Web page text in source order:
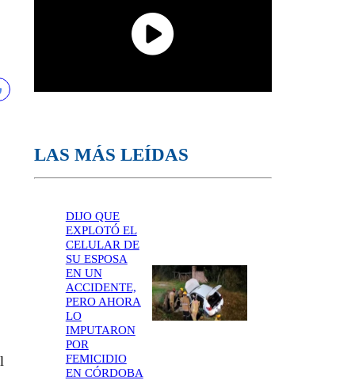
LAS MÁS LEÍDAS
DIJO QUE
EXPLOTÓ EL
CELULAR DE
SU ESPOSA
EN UN
ACCIDENTE,
PERO AHORA
LO
IMPUTARON
POR
FEMICIDIO
EN CÓRDOBA